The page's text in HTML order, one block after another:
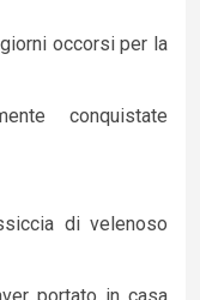
occorsi per la
conquistate
di velenoso